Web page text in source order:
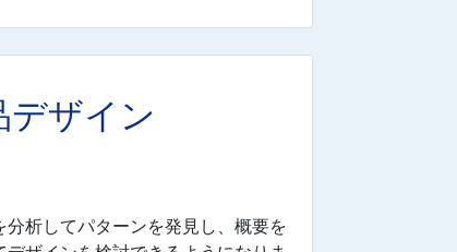
デザイン
析してパターンを発見し、概要を